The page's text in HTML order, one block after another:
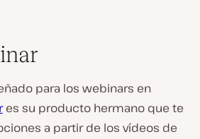
para los webinars en
es su producto hermano que te
a partir de los vídeos de